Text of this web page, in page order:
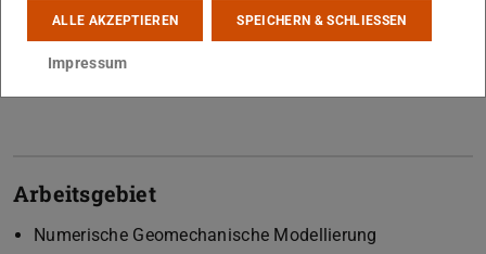
B2|02 105
Schnittspahnstr. 9
64287 Darmstadt
Arbeitsgebiet
Numerische Geomechanische Modellierung
ALLE AKZEPTIEREN SPEICHERN & SCHLIESSEN
Impressum